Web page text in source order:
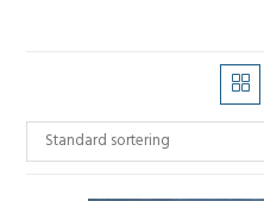
Standard sortering